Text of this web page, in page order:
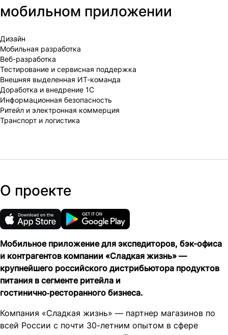
мобильном приложении
Дизайн
Мобильная разработка
Веб-разработка
Тестирование и сервисная поддержка
Внешняя выделенная ИТ-команда
Доработка и внедрение 1С
Информационная безопасность
Ритейл и электронная коммерция
Транспорт и логистика
О проекте
Мобильное приложение для экспедиторов, бэк-офиса
и контрагентов компании «Сладкая жизнь» —
крупнейшего российского дистрибьютора продуктов
питания в сегменте ритейла и
гостинично‑ресторанного бизнеса.
Компания «Сладкая жизнь» — партнер магазинов по
всей России с почти 30-летним опытом в сфере